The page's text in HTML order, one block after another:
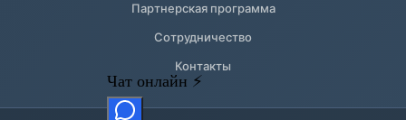
Партнерская программа
Сотрудничество
Контакты